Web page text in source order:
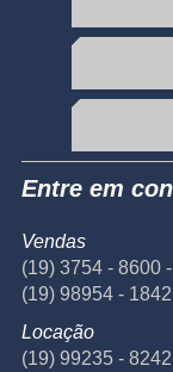
Entre em
Vendas
(19) 3754 - 8600
(19) 98954 -
Locação
(19) 99235 - 8242